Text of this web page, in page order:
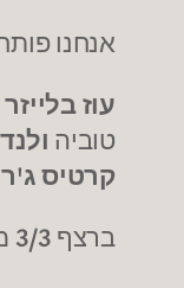
אנחנו
עוז בלייזר
טוביה
קרטיס
ברצף